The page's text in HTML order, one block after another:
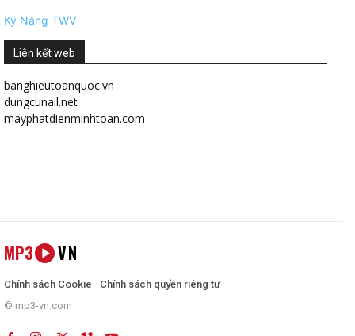
Kỹ Năng TWV
Liên kết web
banghieutoanquoc.vn
dungcunail.net
mayphatdienminhtoan.com
MP3 VN
Chính sách Cookie
Chính sách quyền riêng tư
© mp3-vn.com